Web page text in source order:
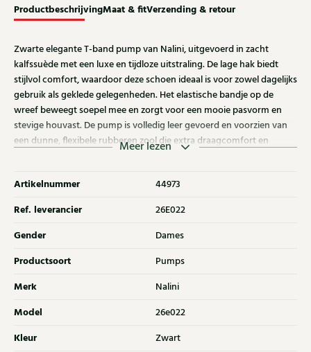
ProductbeschrijvingMaat & fitVerzending & retour
Zwarte elegante T-band pump van Nalini, uitgevoerd in zacht
kalfssuède met een luxe en tijdloze uitstraling. De lage hak biedt
stijlvol comfort, waardoor deze schoen ideaal is voor zowel dagelijks
gebruik als geklede gelegenheden. Het elastische bandje op de
wreef beweegt soepel mee en zorgt voor een mooie pasvorm en
stevige houvast. De pump is volledig leer gevoerd en voorzien van
een dunne, flexibele rubberen zool die extra draagcomfort en
Nalini pumps bij Klijsen.
Meer lezen
Artikelnummer 44973
Ref. leverancier 26E022
Gender Dames
Productsoort Pumps
Merk Nalini
Model 26e022
Kleur Zwart